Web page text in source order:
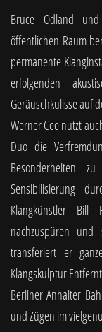
Bruce Odland
öffentlichen Raum
permanente
erfolgenden
Geräuschkulisse auf
Werner Cee nutzt
Duo die
Besonderheiten
Sensibilisierung
Klangkünstler Bill
nachzuspüren und
transferiert er
Klangskulptur
Berliner Anhalter
und Zügen im